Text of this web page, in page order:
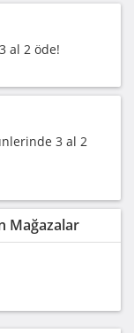
al 2 öde!
3 al 2
Mağazalar